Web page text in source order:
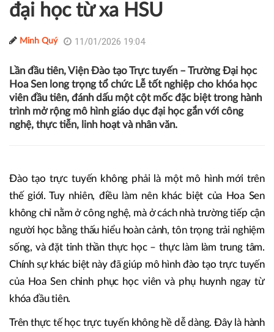
đại học từ xa HSU
Minh Quý 11/01/2026 19:04
Lần đầu tiên, Viện Đào tạo Trực tuyến – Trường Đại học
Hoa Sen long trọng tổ chức Lễ tốt nghiệp cho khóa học
viên đầu tiên, đánh dấu một cột mốc đặc biệt trong hành
trình mở rộng mô hình giáo dục đại học gắn với công
nghệ, thực tiễn, linh hoạt và nhân văn.
Đào tạo trực tuyến không phải là một mô hình mới trên
thế giới. Tuy nhiên, điều làm nên khác biệt của Hoa Sen
không chỉ nằm ở công nghệ, mà ở cách nhà trường tiếp cận
người học bằng thấu hiểu hoàn cảnh, tôn trọng trải nghiệm
sống, và đặt tinh thần thực học – thực làm làm trung tâm.
Chính sự khác biệt này đã giúp mô hình đào tạo trực tuyến
của Hoa Sen chinh phục học viên và phụ huynh ngay từ
khóa đầu tiên.
Trên thực tế học trực tuyến không hề dễ dàng. Đây là hành